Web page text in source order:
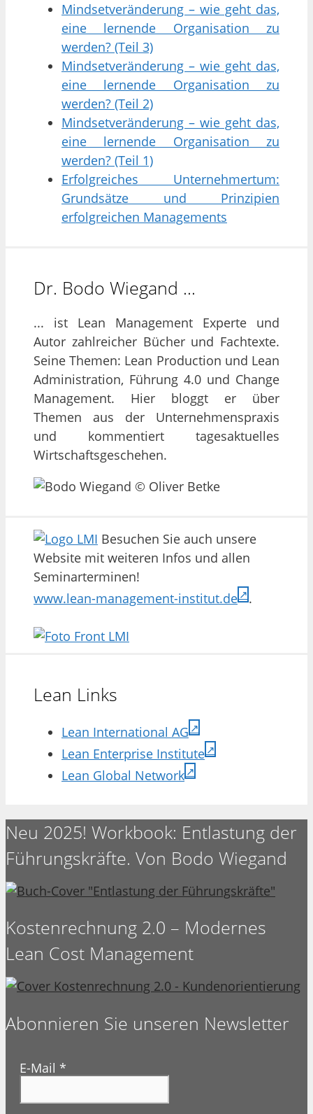
Mindsetveränderung – wie geht das,
eine lernende Organisation zu
werden? (Teil 3)
Mindsetveränderung – wie geht das,
eine lernende Organisation zu
werden? (Teil 2)
Mindsetveränderung – wie geht das,
eine lernende Organisation zu
werden? (Teil 1)
Erfolgreiches Unternehmertum:
Grundsätze und Prinzipien
erfolgreichen Managements
Dr. Bodo Wiegand …
... ist Lean Management Experte und
Autor zahlreicher Bücher und Fachtexte.
Seine Themen: Lean Production und Lean
Administration, Führung 4.0 und Change
Management. Hier bloggt er über
Themen aus der Unternehmenspraxis
und kommentiert tagesaktuelles
Wirtschaftsgeschehen.
Besuchen Sie auch unsere
Website mit weiteren Infos und allen
Seminarterminen!
www.lean-management-institut.de
.
Lean Links
Lean International AG
Lean Enterprise Institute
Lean Global Network
Neu 2025! Workbook: Entlastung der
Führungskräfte. Von Bodo Wiegand
Kostenrechnung 2.0 – Modernes
Lean Cost Management
Abonnieren Sie unseren Newsletter
E-Mail *